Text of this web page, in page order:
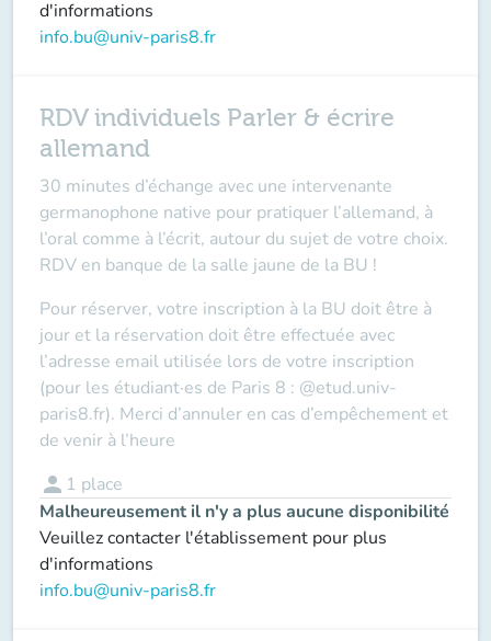
d'informations
info.bu@univ-paris8.fr
RDV individuels Parler & écrire
allemand
30 minutes d’échange avec une intervenante
germanophone native pour pratiquer l’allemand, à
l’oral comme à l’écrit, autour du sujet de votre choix.
RDV en banque de la salle jaune de la BU !
Pour réserver, votre inscription à la BU doit être à
jour et la réservation doit être effectuée avec
l’adresse email utilisée lors de votre inscription
(pour les étudiant·es de Paris 8 : @etud.univ-
paris8.fr). Merci d’annuler en cas d’empêchement et
de venir à l’heure
person 1 place
Malheureusement il n'y a plus aucune disponibilité
Veuillez contacter l'établissement pour plus
d'informations
info.bu@univ-paris8.fr